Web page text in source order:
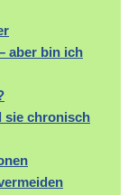
aber bin ich
sie chronisch